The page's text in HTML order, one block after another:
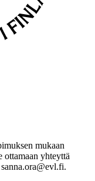
mukaan
ottamaan yhteyttä